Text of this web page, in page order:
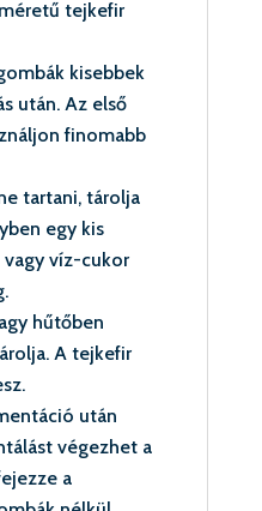
tejkefir
kisebbek
után. Az első
finomabb
tartani, tárolja
egy kis
víz-cukor
hűtőben
A tejkefir
után
végezhet a
a